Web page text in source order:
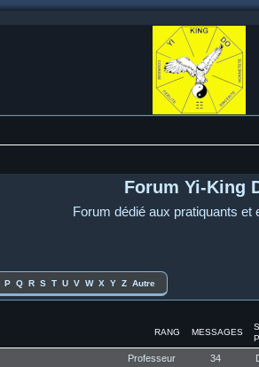
Forum Yi-King
Forum dédié aux pratiquants et
P Q R S T U V W X Y Z Autre
RANG MESSAGES
Professeur 34